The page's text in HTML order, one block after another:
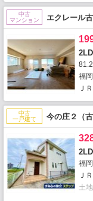
中古
マンション
エクレール
福
Ｊ
中古
一戸建て
今の庄２（
福
Ｊ
土地